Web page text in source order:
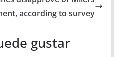
according to survey
gustar